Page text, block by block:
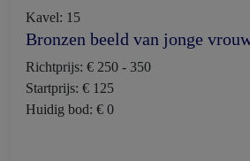
Kavel: 15
Bronzen beeld van jonge
Richtprijs: € 250 - 350
Startprijs: € 125
Huidig bod: € 0